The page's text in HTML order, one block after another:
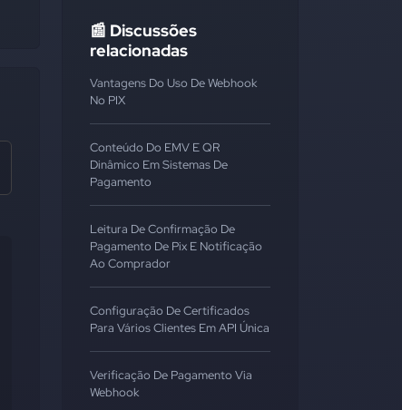
📰 Discussões
relacionadas
Vantagens Do Uso De Webhook
No PIX
Conteúdo Do EMV E QR
Dinâmico Em Sistemas De
Pagamento
Leitura De Confirmação De
Pagamento De Pix E Notificação
Ao Comprador
Configuração De Certificados
Para Vários Clientes Em API Única
Verificação De Pagamento Via
Webhook